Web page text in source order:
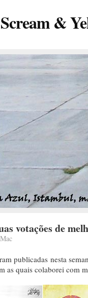
&
votações de
publicadas nesta
as quais colaborei com